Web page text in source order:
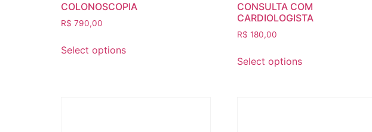
COLONOSCOPIA
R$ 790,00
Select options
CONSULTA COM
CARDIOLOGISTA
R$ 180,00
Select options